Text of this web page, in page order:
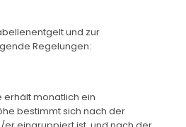
und zur
Regelungen:
erhält monatlich ein
bestimmt sich nach der